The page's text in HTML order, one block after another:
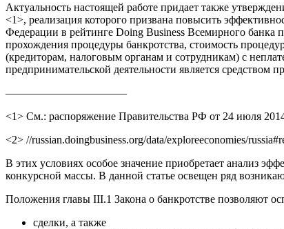
Актуальность настоящей работе придает также
<1>, реализация которого призвана повысить
Федерации в рейтинге Doing Business Всемирного банка
прохождения процедуры банкротства, стоимость
(кредиторам, налоговым органам и сотрудникам) с
предпринимательской деятельности является
———————————
<1> См.: распоряжение Правительства РФ от 24 июля
<2> //russian.doingbusiness.org/data/exploreeconomies/
В этих условиях особое значение приобретает анализ
конкурсной массы. В данной статье освещен ряд
Положения главы III.1 Закона о банкротстве позволяют
сделки, а также